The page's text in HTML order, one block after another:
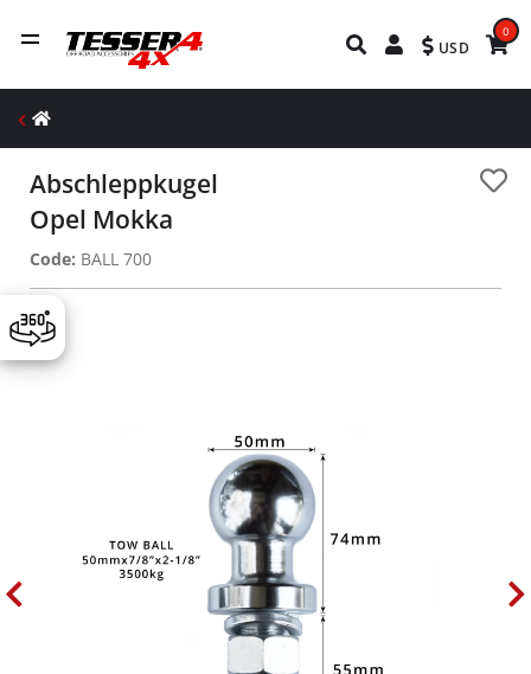
USD
0
Abschleppkugel
Opel Mokka
Code: BALL 700